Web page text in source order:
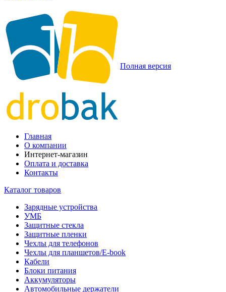
Полная версия
Главная
О компании
Интернет-магазин
Оплата и доставка
Контакты
Каталог товаров
Зарядные устройства
УМБ
Защитные стекла
Защитные пленки
Чехлы для телефонов
Чехлы для планшетов/E-book
Кабели
Блоки питания
Аккумуляторы
Автомобильные держатели